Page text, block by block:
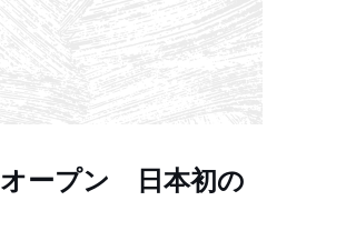
オープン 日本初の